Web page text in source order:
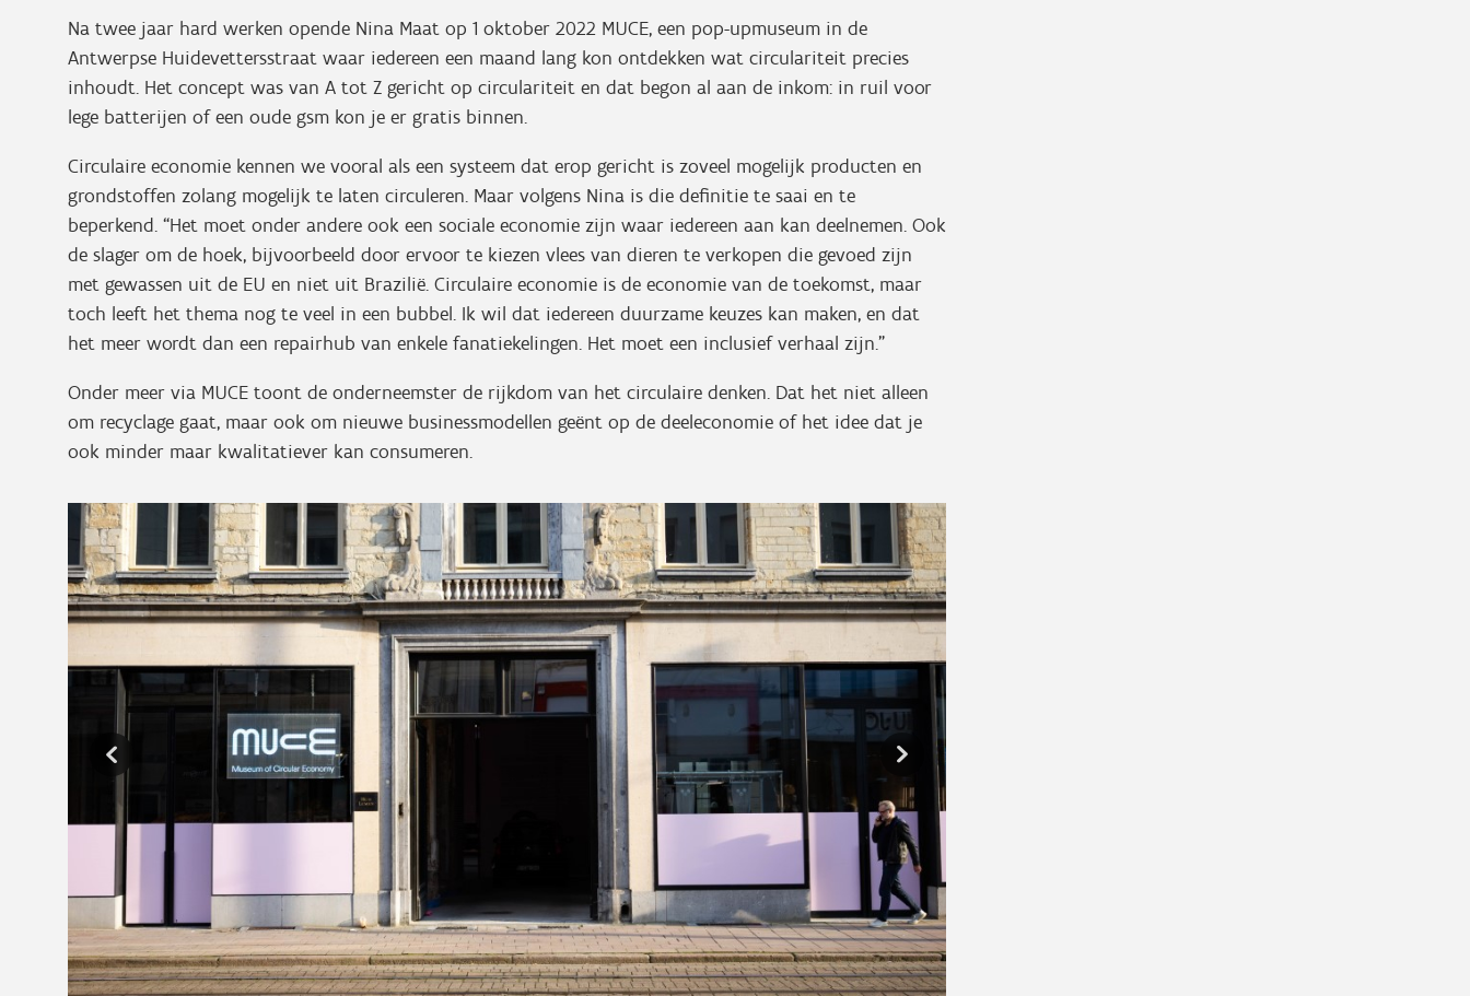
Na twee jaar hard werken opende Nina Maat op 1 oktober 2022 MUCE, een pop-upmuseum in de
Antwerpse Huidevettersstraat waar iedereen een maand lang kon ontdekken wat circulariteit precies
inhoudt. Het concept was van A tot Z gericht op circulariteit en dat begon al aan de inkom: in ruil voor
lege batterijen of een oude gsm kon je er gratis binnen.
Circulaire economie kennen we vooral als een systeem dat erop gericht is zoveel mogelijk producten en
grondstoffen zolang mogelijk te laten circuleren. Maar volgens Nina is die definitie te saai en te
beperkend. “Het moet onder andere ook een sociale economie zijn waar iedereen aan kan deelnemen. Ook
de slager om de hoek, bijvoorbeeld door ervoor te kiezen vlees van dieren te verkopen die gevoed zijn
met gewassen uit de EU en niet uit Brazilië. Circulaire economie is de economie van de toekomst, maar
toch leeft het thema nog te veel in een bubbel. Ik wil dat iedereen duurzame keuzes kan maken, en dat
het meer wordt dan een repairhub van enkele fanatiekelingen. Het moet een inclusief verhaal zijn.”
Onder meer via MUCE toont de onderneemster de rijkdom van het circulaire denken. Dat het niet alleen
om recyclage gaat, maar ook om nieuwe businessmodellen geënt op de deeleconomie of het idee dat je
ook minder maar kwalitatiever kan consumeren.